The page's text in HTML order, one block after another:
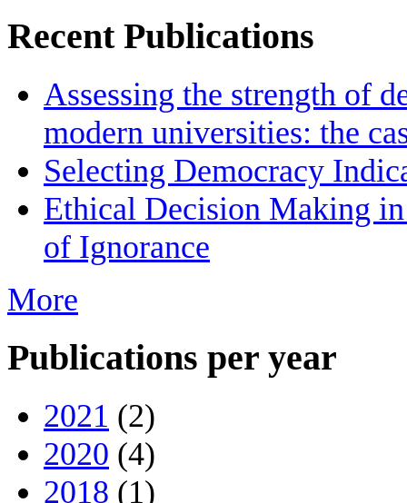
Recent Publications
Assessing the strength of
modern universities: the
Selecting Democracy
Ethical Decision Making
of Ignorance
More
Publications per year
2021 (2)
2020 (4)
2018 (1)